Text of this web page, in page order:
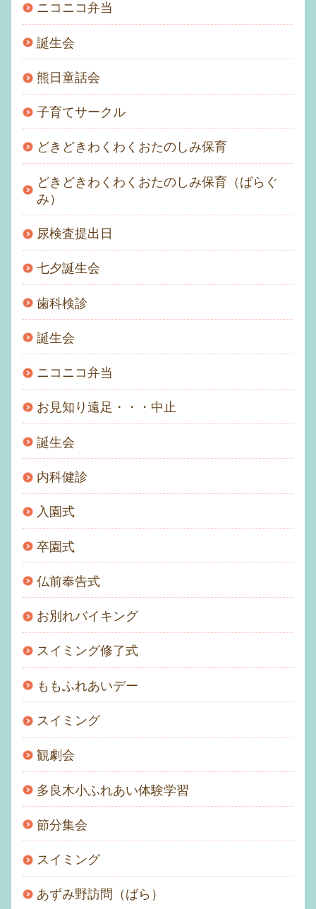
ニコニコ弁当
誕生会
熊日童話会
子育てサークル
どきどきわくわくおたのしみ保育
どきどきわくわくおたのしみ保育（ばらぐ
み）
尿検査提出日
七夕誕生会
歯科検診
誕生会
ニコニコ弁当
お見知り遠足・・・中止
誕生会
内科健診
入園式
卒園式
仏前奉告式
お別れバイキング
スイミング修了式
ももふれあいデー
スイミング
観劇会
多良木小ふれあい体験学習
節分集会
スイミング
あずみ野訪問（ばら）